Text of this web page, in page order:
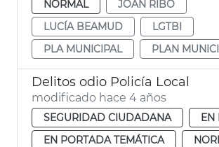
NORMAL
JOAN RIBÓ
LUCÍA BEAMUD
LGTBI
PLA MUNICIPAL
PLAN
Delitos odio Policía Local
modificado hace 4 años
SEGURIDAD CIUDADANA
EN
EN PORTADA TEMÁTICA